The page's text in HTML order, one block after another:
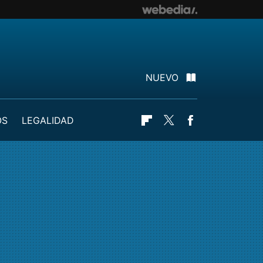
NUEVO
LEGALIDAD Flipboard
Twitter